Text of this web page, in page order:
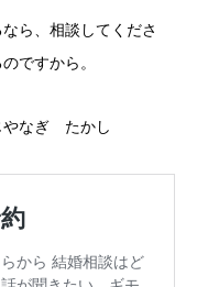
ら、相談してくださ
ですから。
なぎ たかし